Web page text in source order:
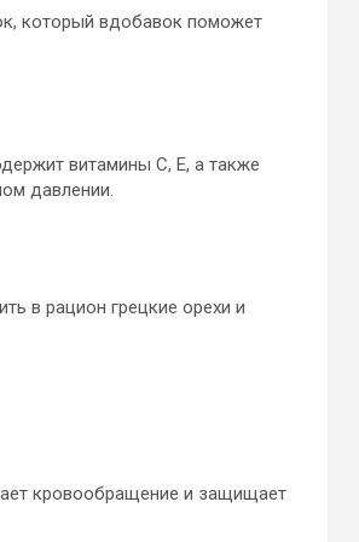
который вдобавок поможет
витамины С, Е, а также
давлении.
в рацион грецкие орехи и
кровообращение и защищает